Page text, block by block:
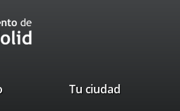
Tu ciudad